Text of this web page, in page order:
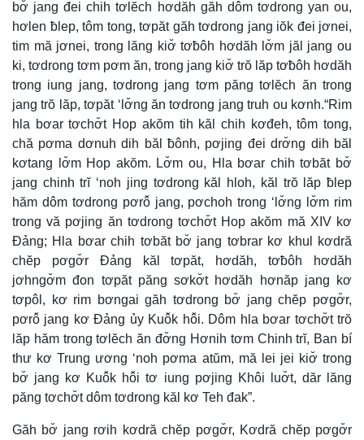
bơ̆ jang đei chih tơlĕch hơdăh găh dôm tơdrong yan ou,
hơlen ƀlep, tôm tong, tơpăt găh tơdrong jang iŏk đei jơnei,
tim mă jơnei, trong lăng kiơ̆ tơƀôh hơdăh lơ̆m jăl jang ou
ki, tơdrong tơm pơm ăn, trong jang kiơ̆ trŏ lăp tơƀôh hơdăh
trong iung jang, tơdrong jang tơm păng tơlĕch ăn trong
jang trŏ lăp, tơpăt ‘lơ̆ng ăn tơdrong jang truh ou kơnh.“Rim
hla bơar tơchơ̆t Hop akŏm tih kăl chih kơđeh, tôm tong,
chă pơma dơnuh dih băl ƀônh, pơjing đei drơ̆ng dih băl
kơtang lơ̆m Hop akŏm. Lơ̆m ou, Hla bơar chih tơbăt bơ̆
jang chinh trĭ ‘noh jing tơdrong kăl hloh, kăl trŏ lăp ƀlep
hăm dôm tơdrong pơrô̆ jang, pơchoh trong ‘lơ̆ng lơ̆m rim
trong vă pơjing ăn tơdrong tơchơ̆t Hop akŏm mă XIV kơ
Đảng; Hla bơar chih tơbăt bơ̆ jang tơbrar kơ khul kơdră
chĕp pơgơ̆r Đảng kăl tơpăt, hơdăh, tơƀôh hơdăh
jơhngơ̆m đon tơpăt păng sơkơ̆t hơdăh hơnăp jang kơ
tơpôl, kơ rim bơngai găh tơdrong bơ̆ jang chĕp pơgơ̆r,
pơrô̆ jang kơ Đảng ủy Kuô̆k hô̆i. Dôm hla bơar tơchơ̆t trŏ
lăp hăm trong tơlĕch ăn đơ̆ng Hơnih tơm Chinh trĭ, Ban bí
thư kơ Trung ương ‘noh pơma atŭm, mă lei jei kiơ̆ trong
bơ̆ jang kơ Kuô̆k hô̆i tơ iung pơjing Khôi luơ̆t, dăr lăng
păng tơchơ̆t dôm tơdrong kăl kơ Teh đak”.
Găh bơ̆ jang rơih kơdră chĕp pơgơ̆r, Kơdră chĕp pơgơ̆r